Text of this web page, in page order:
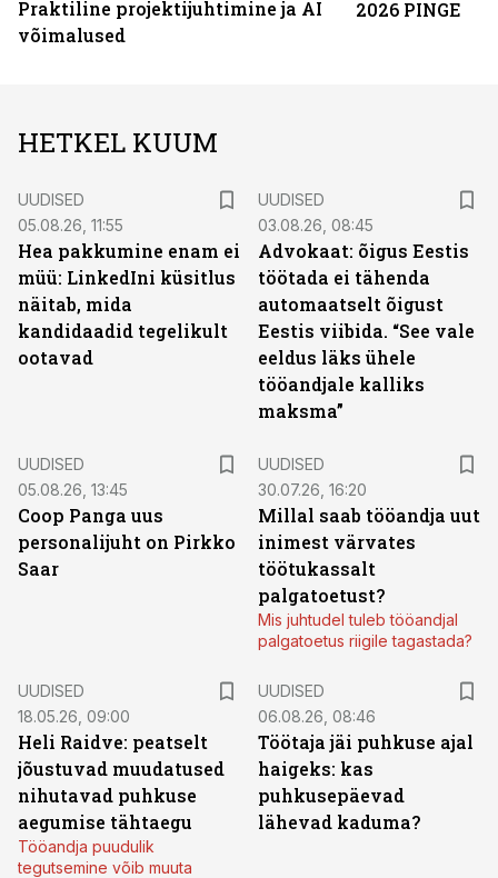
Praktiline projektijuhtimine ja AI
võimalused
2026 PINGE
HETKEL KUUM
UUDISED
05.08.26, 11:55
Hea pakkumine enam ei
müü: LinkedIni küsitlus
näitab, mida
kandidaadid tegelikult
ootavad
UUDISED
03.08.26, 08:45
Advokaat: õigus Eestis
töötada ei tähenda
automaatselt õigust
Eestis viibida. “See vale
eeldus läks ühele
tööandjale kalliks
maksma”
UUDISED
05.08.26, 13:45
Coop Panga uus
personalijuht on Pirkko
Saar
UUDISED
30.07.26, 16:20
Millal saab tööandja uut
inimest värvates
töötukassalt
palgatoetust?
Mis juhtudel tuleb tööandjal
palgatoetus riigile tagastada?
UUDISED
18.05.26, 09:00
Heli Raidve: peatselt
jõustuvad muudatused
nihutavad puhkuse
aegumise tähtaegu
Tööandja puudulik
tegutsemine võib muuta
UUDISED
06.08.26, 08:46
Töötaja jäi puhkuse ajal
haigeks: kas
puhkusepäevad
lähevad kaduma?